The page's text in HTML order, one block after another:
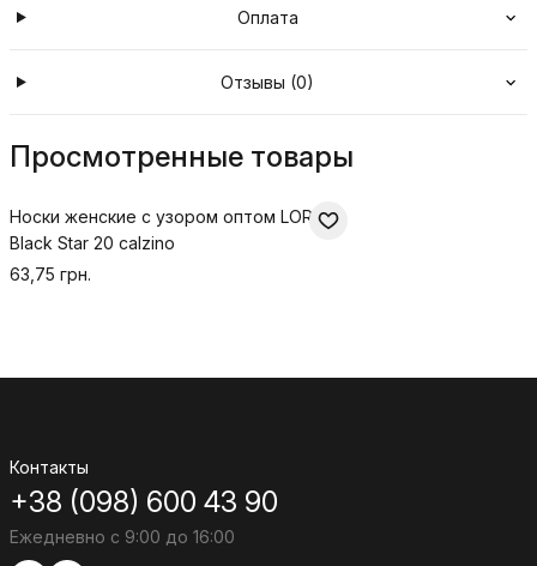
Оплата
Отзывы (0)
Просмотренные товары
Носки женские с узором оптом LORES
Black Star 20 calzino
63,75 грн.
Контакты
+38 (098) 600 43 90
Ежедневно с 9:00 до 16:00